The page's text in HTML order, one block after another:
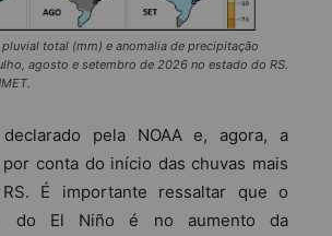
total (mm) e anomalia de precipitação
agosto e setembro de 2026 no estado do RS.
pela NOAA e, agora, a
conta do início das chuvas mais
É importante ressaltar que o
do El Niño é no aumento da